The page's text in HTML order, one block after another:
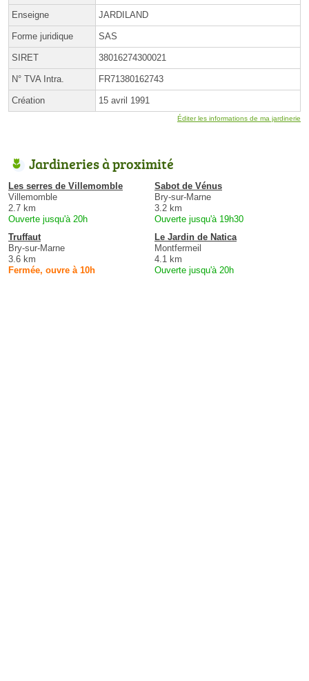
Enseigne JARDILAND
Forme juridique SAS
SIRET 38016274300021
N° TVA Intra. FR71380162743
Création 15 avril 1991
Éditer les informations de ma jardinerie
Jardineries à proximité
Les serres de Villemomble
Villemomble
2.7 km
Ouverte jusqu'à 20h
Sabot de Vénus
Bry-sur-Marne
3.2 km
Ouverte jusqu'à 19h30
Truffaut
Bry-sur-Marne
3.6 km
Fermée, ouvre à 10h
Le Jardin de Natica
Montfermeil
4.1 km
Ouverte jusqu'à 20h